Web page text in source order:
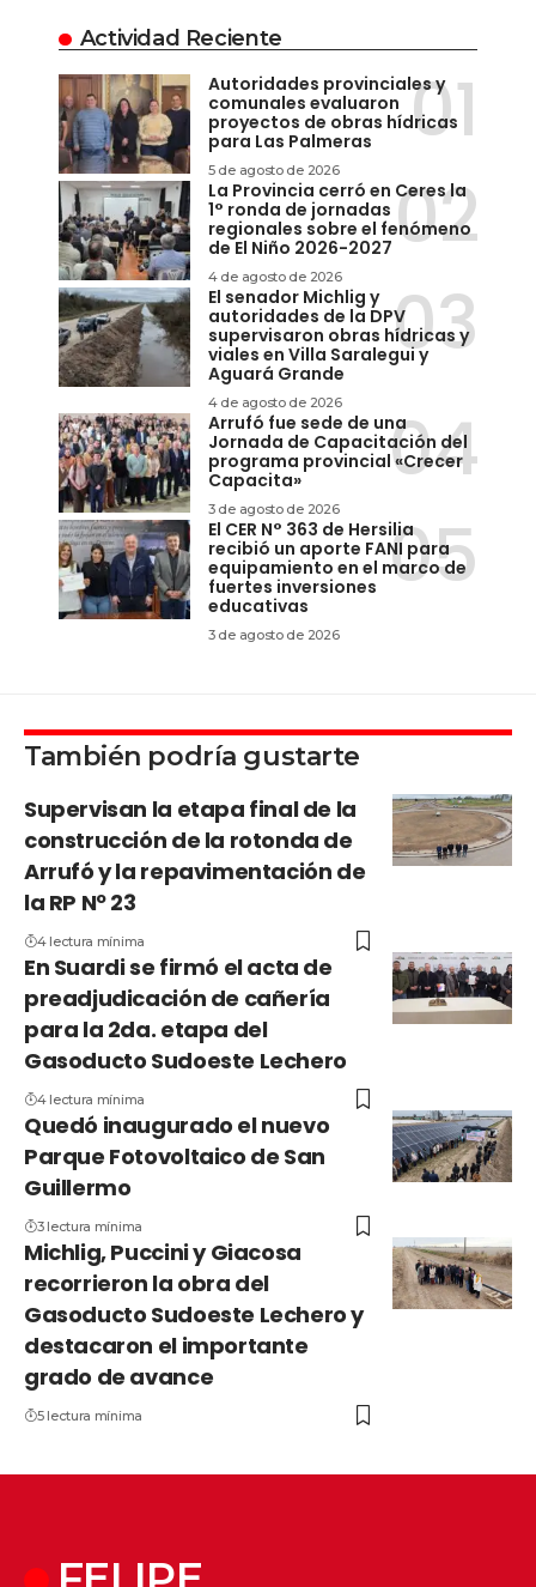
Actividad Reciente
Autoridades provinciales y
comunales evaluaron
proyectos de obras hídricas
para Las Palmeras
5 de agosto de 2026
La Provincia cerró en Ceres la
1° ronda de jornadas
regionales sobre el fenómeno
de El Niño 2026-2027
4 de agosto de 2026
El senador Michlig y
autoridades de la DPV
supervisaron obras hídricas y
viales en Villa Saralegui y
Aguará Grande
4 de agosto de 2026
Arrufó fue sede de una
Jornada de Capacitación del
programa provincial «Crecer
Capacita»
3 de agosto de 2026
El CER N° 363 de Hersilia
recibió un aporte FANI para
equipamiento en el marco de
fuertes inversiones
educativas
3 de agosto de 2026
También podría gustarte
Supervisan la etapa final de la
construcción de la rotonda de
Arrufó y la repavimentación de
la RP Nº 23
4 lectura mínima
En Suardi se firmó el acta de
preadjudicación de cañería
para la 2da. etapa del
Gasoducto Sudoeste Lechero
4 lectura mínima
Quedó inaugurado el nuevo
Parque Fotovoltaico de San
Guillermo
3 lectura mínima
Michlig, Puccini y Giacosa
recorrieron la obra del
Gasoducto Sudoeste Lechero y
destacaron el importante
grado de avance
5 lectura mínima